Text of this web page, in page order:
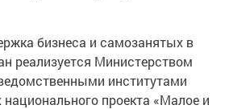
бизнеса и самозанятых в
реализуется Министерством
институтами
проекта «Малое и